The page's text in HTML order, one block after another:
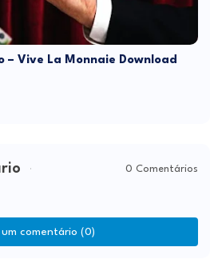
– Vive La Monnaie Download
0 Comentários
um comentário (0)